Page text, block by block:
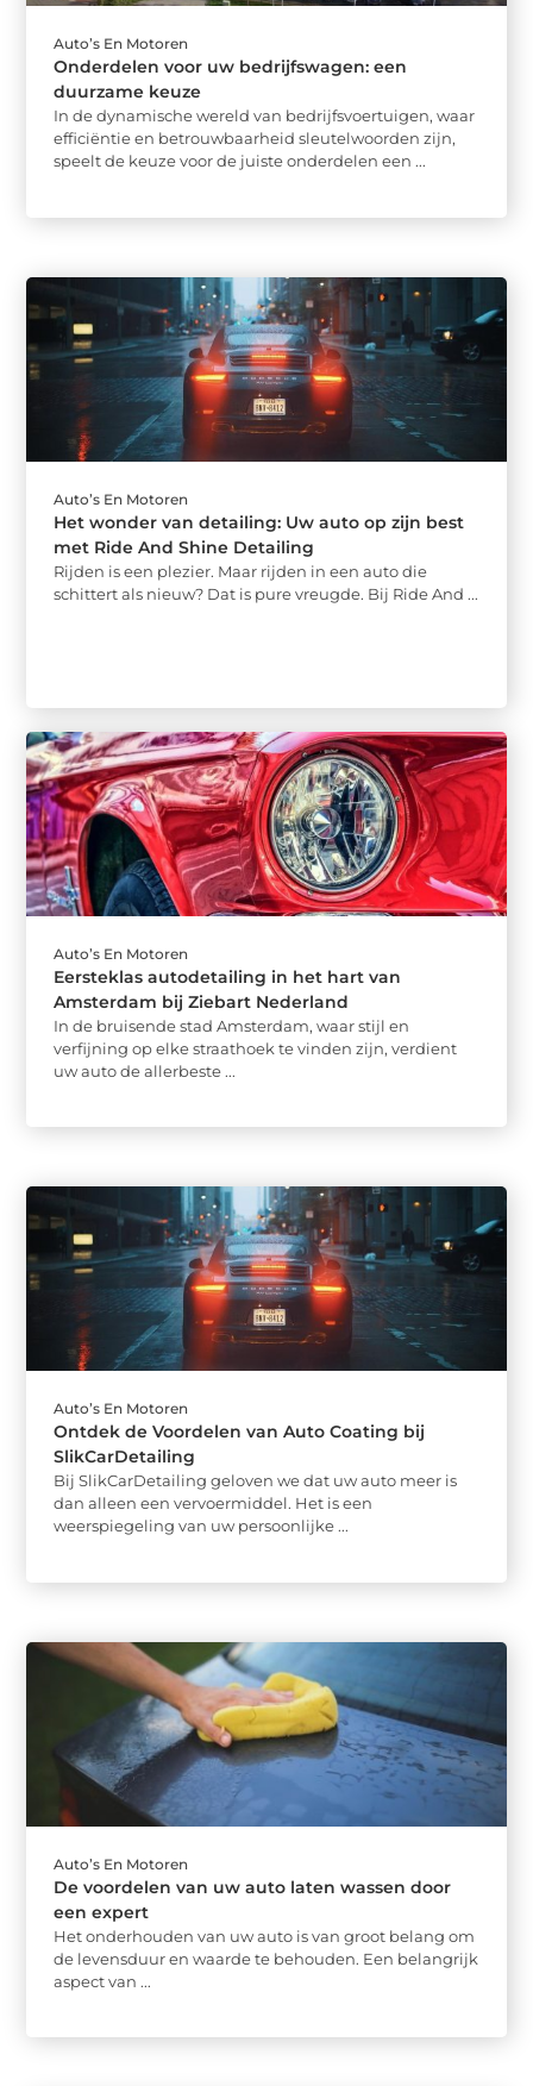
Auto’s En Motoren
Onderdelen voor uw bedrijfswagen: een
duurzame keuze
In de dynamische wereld van bedrijfsvoertuigen, waar
efficiëntie en betrouwbaarheid sleutelwoorden zijn,
speelt de keuze voor de juiste onderdelen een ...
Auto’s En Motoren
Het wonder van detailing: Uw auto op zijn best
met Ride And Shine Detailing
Rijden is een plezier. Maar rijden in een auto die
schittert als nieuw? Dat is pure vreugde. Bij Ride And ...
Auto’s En Motoren
Eersteklas autodetailing in het hart van
Amsterdam bij Ziebart Nederland
In de bruisende stad Amsterdam, waar stijl en
verfijning op elke straathoek te vinden zijn, verdient
uw auto de allerbeste ...
Auto’s En Motoren
Ontdek de Voordelen van Auto Coating bij
SlikCarDetailing
Bij SlikCarDetailing geloven we dat uw auto meer is
dan alleen een vervoermiddel. Het is een
weerspiegeling van uw persoonlijke ...
Auto’s En Motoren
De voordelen van uw auto laten wassen door
een expert
Het onderhouden van uw auto is van groot belang om
de levensduur en waarde te behouden. Een belangrijk
aspect van ...